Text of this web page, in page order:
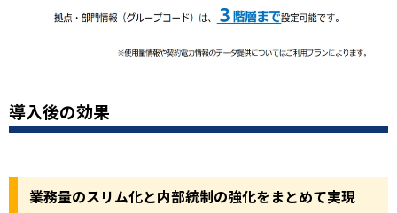
導入後の効果
業務量のスリム化と内部統制の強化をまとめて実現